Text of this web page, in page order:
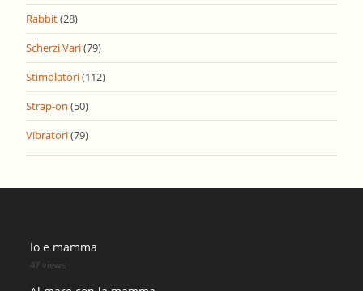
Rabbit(28)
Scherzi Vari(79)
Stimolatori(112)
Strap-on (50)
Vibratori(79)
Io e mamma
47 views